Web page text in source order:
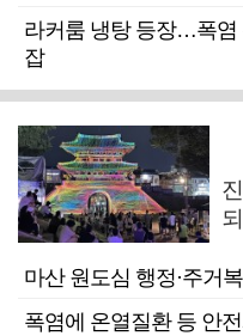
라커룸 냉탕 등장…폭염
잡
마산 원도심 행정·주거
폭염에 온열질환 등 안